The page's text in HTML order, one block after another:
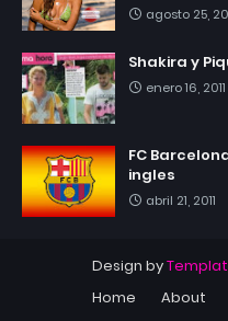
agosto 25,
Shakira y
enero 16, 2011
FC
ingles
abril 21, 2011
Design by
Home
About